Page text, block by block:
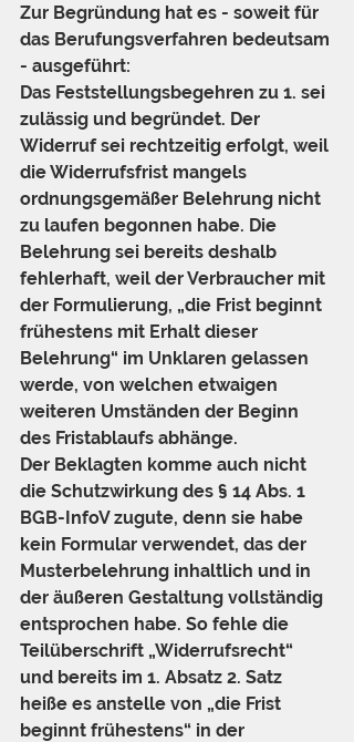
Zur Begründung hat es - soweit für
das Berufungsverfahren bedeutsam
- ausgeführt:
Das Feststellungsbegehren zu 1. sei
zulässig und begründet. Der
Widerruf sei rechtzeitig erfolgt, weil
die Widerrufsfrist mangels
ordnungsgemäßer Belehrung nicht
zu laufen begonnen habe. Die
Belehrung sei bereits deshalb
fehlerhaft, weil der Verbraucher mit
der Formulierung, „die Frist beginnt
frühestens mit Erhalt dieser
Belehrung“ im Unklaren gelassen
werde, von welchen etwaigen
weiteren Umständen der Beginn
des Fristablaufs abhänge.
Der Beklagten komme auch nicht
die Schutzwirkung des § 14 Abs. 1
BGB-InfoV zugute, denn sie habe
kein Formular verwendet, das der
Musterbelehrung inhaltlich und in
der äußeren Gestaltung vollständig
entsprochen habe. So fehle die
Teilüberschrift „Widerrufsrecht“
und bereits im 1. Absatz 2. Satz
heiße es anstelle von „die Frist
beginnt frühestens“ in der